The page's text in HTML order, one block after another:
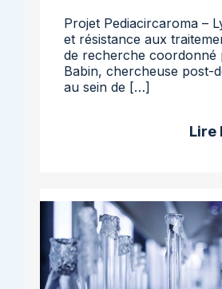
Projet Pediacircaroma –
et résistance aux
de recherche coordonné
Babin, chercheuse post-
au sein de […]
Lire
et
aux